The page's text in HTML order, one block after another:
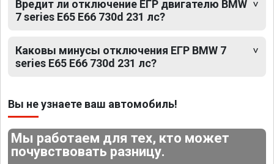
Вредит ли отключение ЕГР двигателю BMW
7 series E65 E66 730d 231 лс?
Каковы минусы отключения ЕГР BMW 7
series E65 E66 730d 231 лс?
Вы не узнаете ваш автомобиль!
Мы работаем для тех, кто может
почувствовать разницу.